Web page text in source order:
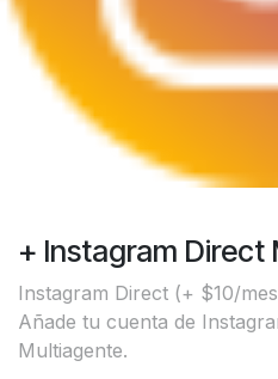
+ Instagram Direct
Instagram Direct (+ $10/
Añade tu cuenta de
Multiagente.